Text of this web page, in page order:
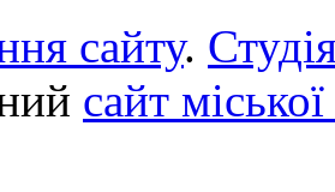
сайту.
сайт